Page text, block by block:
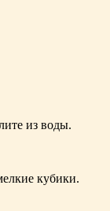
из воды.
кубики.